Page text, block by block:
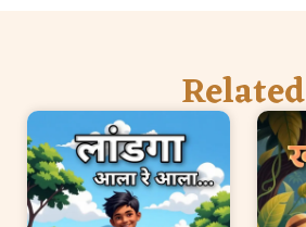
Related